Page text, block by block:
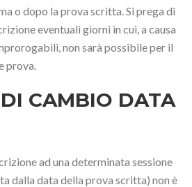
o dopo la prova scritta. Si prega di
eventuali giorni in cui, a causa
non sarà possibile per il
prova.
CAMBIO DATA
ad una determinata sessione
dalla data della prova scritta) non è